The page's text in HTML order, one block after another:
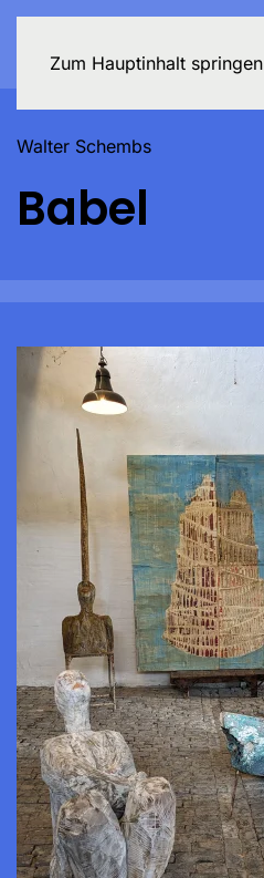
Zum Hauptinhalt springen
Walter Schembs
Babel